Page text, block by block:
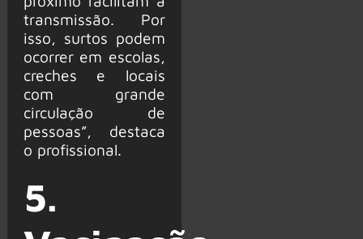
transmissão. Por
isso, surtos podem
ocorrer em escolas,
creches e locais
com grande
circulação de
pessoas”, destaca
o profissional.
5.